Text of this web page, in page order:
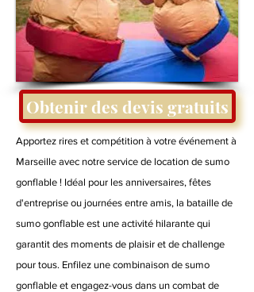
Obtenir des devis gratuits
Apportez rires et compétition à votre événement à
Marseille avec notre service de location de sumo
gonflable ! Idéal pour les anniversaires, fêtes
d'entreprise ou journées entre amis, la bataille de
sumo gonflable est une activité hilarante qui
garantit des moments de plaisir et de challenge
pour tous. Enfilez une combinaison de sumo
gonflable et engagez-vous dans un combat de